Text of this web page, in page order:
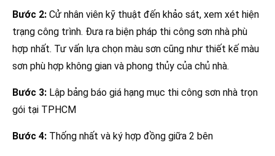
Bước 2: Cử nhân viên kỹ thuật đến khảo sát, xem xét hiện
trạng công trình. Đưa ra biện pháp thi công sơn nhà phù
hợp nhất. Tư vấn lựa chọn màu sơn cũng như thiết kế màu
sơn phù hợp không gian và phong thủy của chủ nhà.
Bước 3: Lập bảng báo giá hạng mục thi công sơn nhà trọn
gói tại TPHCM
Bước 4: Thống nhất và ký hợp đồng giữa 2 bên